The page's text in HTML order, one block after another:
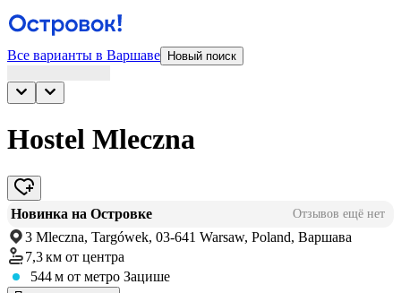
Все варианты в Варшаве Новый поиск
Hostel Mleczna
Новинка на Островке Отзывов ещё нет
3 Mleczna, Targówek, 03-641 Warsaw, Poland, Варшава
7,3 км от центра
544 м от метро Зацише